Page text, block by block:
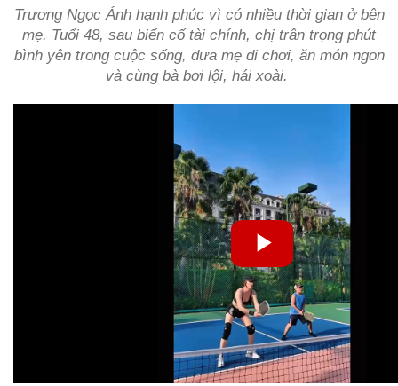
Trương Ngọc Ánh hạnh phúc vì có nhiều thời gian ở bên
mẹ. Tuổi 48, sau biến cố tài chính, chị trân trọng phút
bình yên trong cuộc sống, đưa mẹ đi chơi, ăn món ngon
và cùng bà bơi lội, hái xoài.